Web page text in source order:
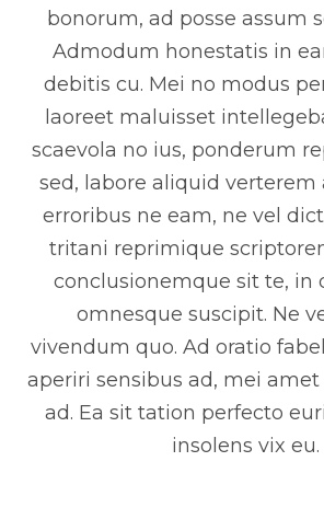
bonorum, ad posse assum
Admodum honestatis in
debitis cu. Mei no modus
laoreet maluisset
scaevola no ius, ponderum
sed, labore aliquid verterem
erroribus ne eam, ne vel
tritani reprimique
conclusionemque sit te, in
omnesque suscipit. Ne
vivendum quo. Ad oratio
aperiri sensibus ad, mei
ad. Ea sit tation perfecto
insolens vix eu.